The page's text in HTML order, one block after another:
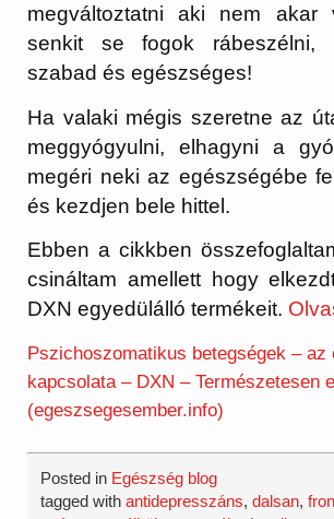
megváltoztatni aki nem akar
senkit se fogok rábeszélni,
szabad és egészséges!
Ha valaki mégis szeretne az
meggyógyulni, elhagyni a
megéri neki az egészségébe
és kezdjen bele hittel.
Ebben a cikkben
csináltam amellett hogy
DXN egyedülálló termékeit.
Pszichoszomatikus betegségek – az
kapcsolata – DXN – Természetesen
(egeszsegesember.info)
Posted in Egészség blog
tagged withantidepresszáns,dalsan,